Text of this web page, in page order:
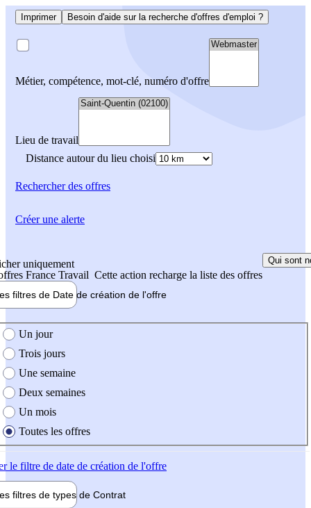
Imprimer Besoin d'aide sur la recherche d'offres d'emploi ?
Métier, compétence, mot-clé, numéro d'offre
Lieu de travail
Distance autour du lieu choisi
Rechercherdes offres
uniquement
France Travail Cette action recharge la liste des offres
Qui sont
filtres de Date de création de l'offre
création de l'offre
Un jour
Trois jours
Une semaine
Deux semaines
Un mois
Toutes les offres
le filtre de date de création de l'offre
filtres de types de Contrat
Créer une alerte